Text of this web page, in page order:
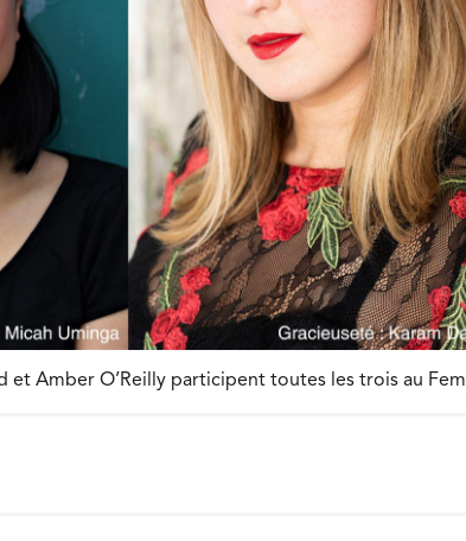
et Amber O’Reilly participent toutes les trois au